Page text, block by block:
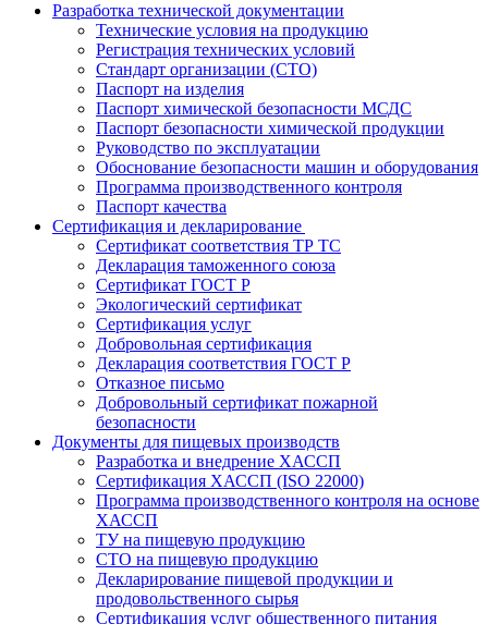
Разработка технической документации
Технические условия на продукцию
Регистрация технических условий
Стандарт организации (СТО)
Паспорт на изделия
Паспорт химической безопасности МСДС
Паспорт безопасности химической продукции
Руководство по эксплуатации
Обоснование безопасности машин и оборудования
Программа производственного контроля
Паспорт качества
Сертификация и декларирование
Сертификат соответствия ТР ТС
Декларация таможенного союза
Сертификат ГОСТ Р
Экологический сертификат
Сертификация услуг
Добровольная сертификация
Декларация соответствия ГОСТ Р
Отказное письмо
Добровольный сертификат пожарной
безопасности
Документы для пищевых производств
Разработка и внедрение ХАССП
Сертификация ХАССП (ISO 22000)
Программа производственного контроля на основе
ХАССП
ТУ на пищевую продукцию
СТО на пищевую продукцию
Декларирование пищевой продукции и
продовольственного сырья
Сертификация услуг общественного питания